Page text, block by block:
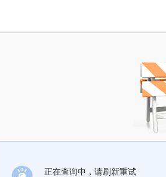
正在查询中，请刷新重试